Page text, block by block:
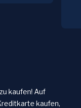
kaufen! Auf
kaufen,